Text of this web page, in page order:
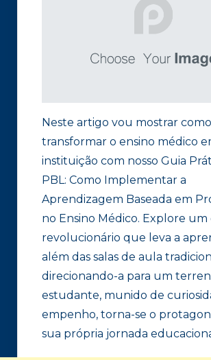
Neste artigo vou mostrar como
transformar o ensino médico
instituição com nosso Guia
PBL: Como Implementar a
Aprendizagem Baseada em
no Ensino Médico. Explore um
revolucionário que leva a
além das salas de aula
direcionando-a para um
estudante, munido de
empenho, torna-se o
sua própria jornada